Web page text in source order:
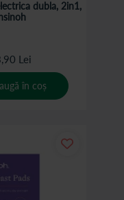
dubla, 2in1,
Lei
în coș